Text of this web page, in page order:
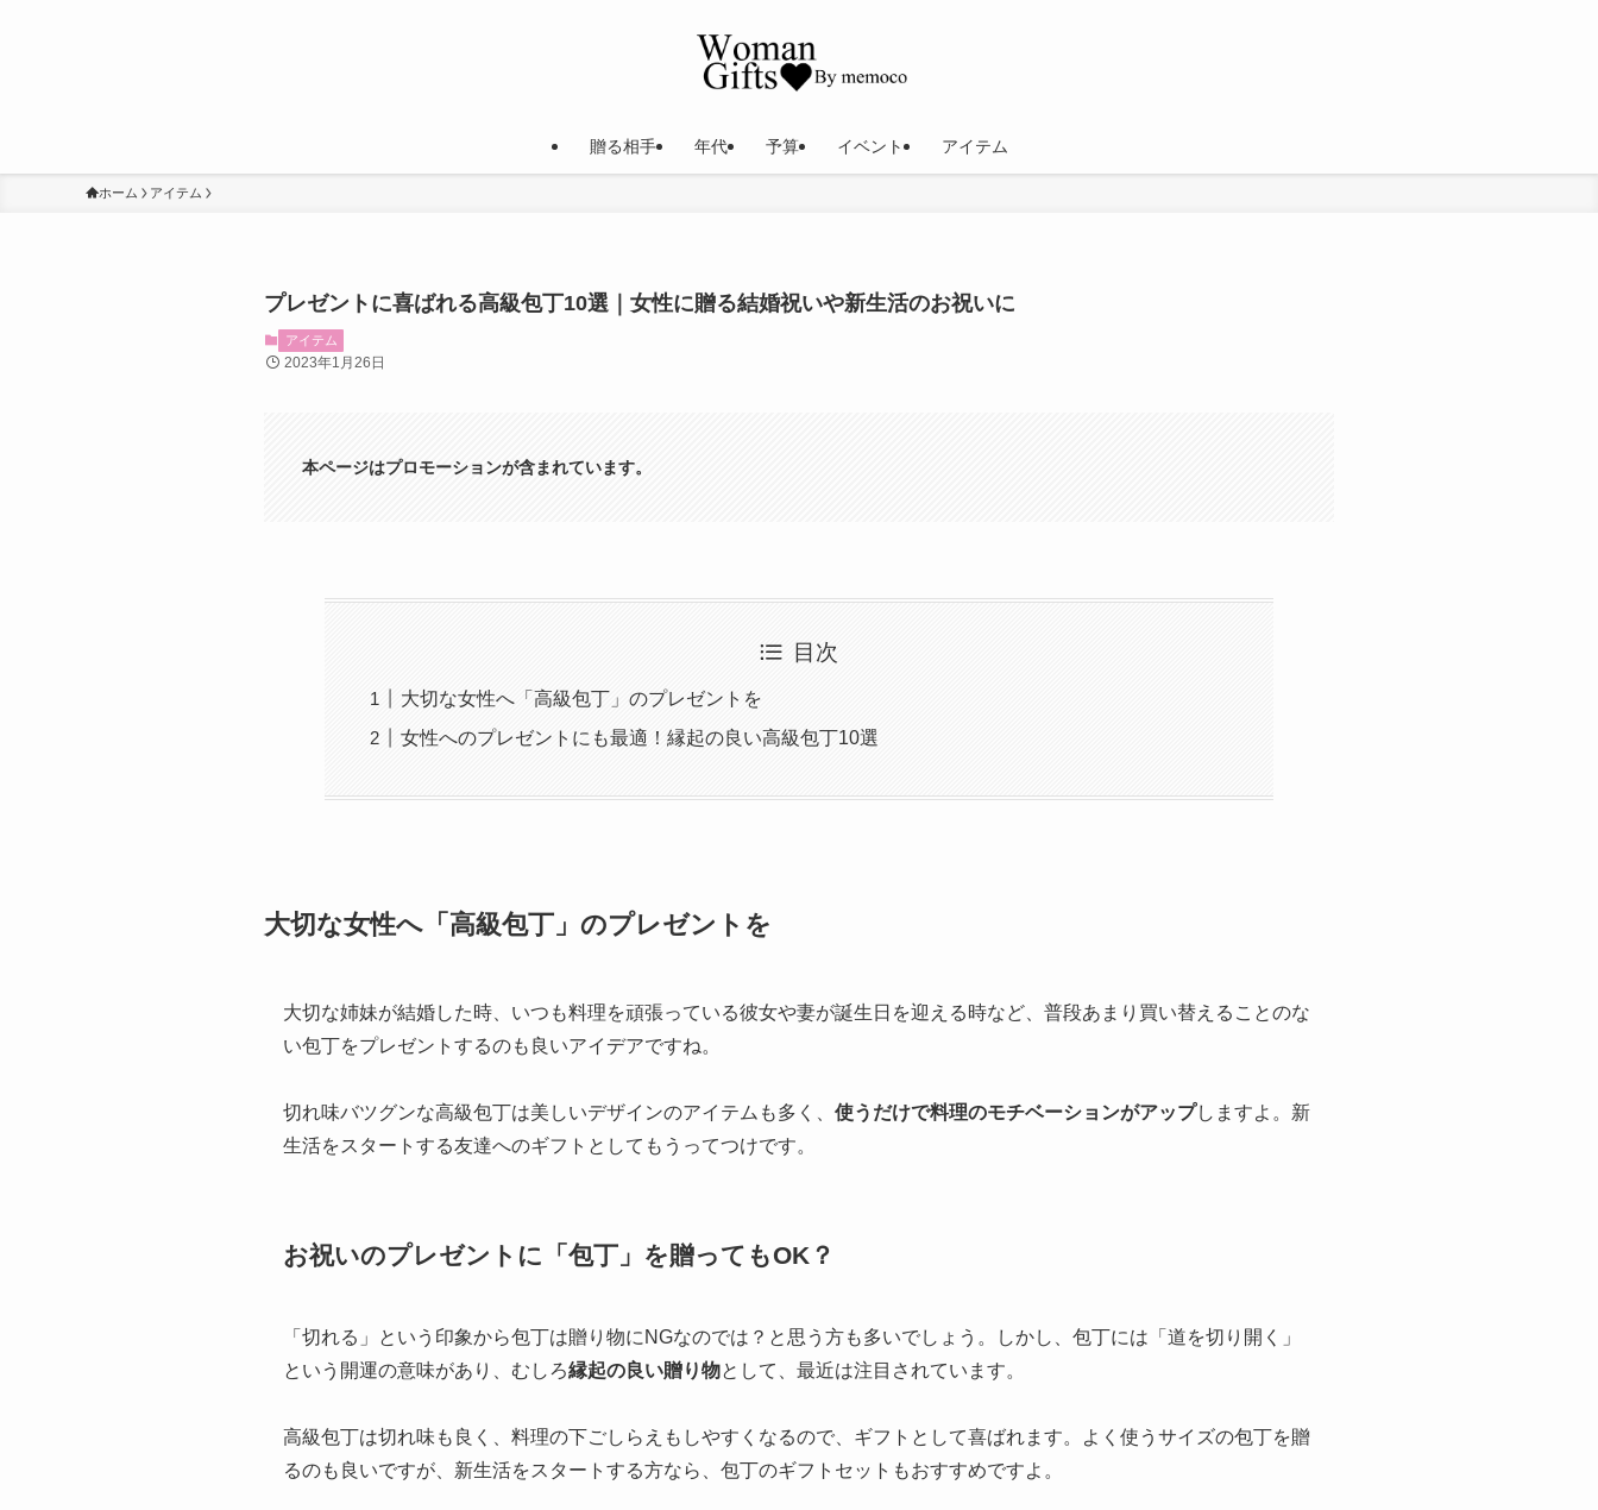
贈る相手 年代 予算 イベント アイテム
ホーム アイテム
プレゼントに喜ばれる高級包丁10選｜女性に贈る結婚祝いや新生活のお祝いに
アイテム
2023年1月26日
本ページはプロモーションが含まれています。
目次
大切な女性へ「高級包丁」のプレゼントを
女性へのプレゼントにも最適！縁起の良い高級包丁10選
大切な女性へ「高級包丁」のプレゼントを
大切な姉妹が結婚した時、いつも料理を頑張っている彼女や妻が誕生日を迎える時など、普段あまり買い替えることのな
い包丁をプレゼントするのも良いアイデアですね。
切れ味バツグンな高級包丁は美しいデザインのアイテムも多く、 使うだけで料理のモチベーションがアップしますよ。新
生活をスタートする友達へのギフトとしてもうってつけです。
お祝いのプレゼントに「包丁」を贈ってもOK？
「切れる」という印象から包丁は贈り物にNGなのでは？と思う方も多いでしょう。しかし、包丁には「道を切り開く」
という開運の意味があり、むしろ縁起の良い贈り物として、最近は注目されています。
高級包丁は切れ味も良く、料理の下ごしらえもしやすくなるので、ギフトとして喜ばれます。よく使うサイズの包丁を贈
るのも良いですが、新生活をスタートする方なら、包丁のギフトセットもおすすめですよ。